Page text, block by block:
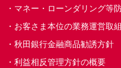
マネー・ローンダリング等
お客さま本位の業務運営取
秋田銀行金融商品勧誘方針
利益相反管理方針の概要